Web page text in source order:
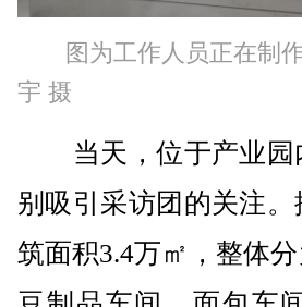
图为工作人员正在制
宇 摄
当天，位于产业园
别吸引采访团的关注
筑面积3.4万㎡，整体